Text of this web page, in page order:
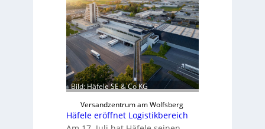
c
h
i
n
e
n
b
a
u
d
i
g
Bild: Häfele SE & Co KG
Versandzentrum am Wolfsberg
Häfele eröffnet Logistikbereich